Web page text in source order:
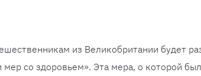
из Великобритании будет
со здоровьем». Эта мера, о которой